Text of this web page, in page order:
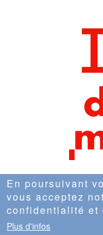
© Copyright
En poursuivant
vous acceptez
confidentialité et
Plus d'infos